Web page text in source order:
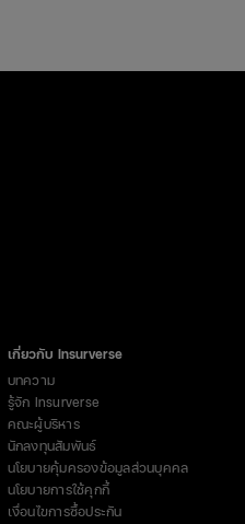
เกี่ยวกับ Insurverse
บทความ
รู้จัก Insurverse
คณะผู้บริหาร
นักลงทุนสัมพันธ์
นโยบายคุ้มครองข้อมูลส่วนบุคคล
นโยบายการใช้คุกกี้
เงื่อนไขการซื้อประกัน